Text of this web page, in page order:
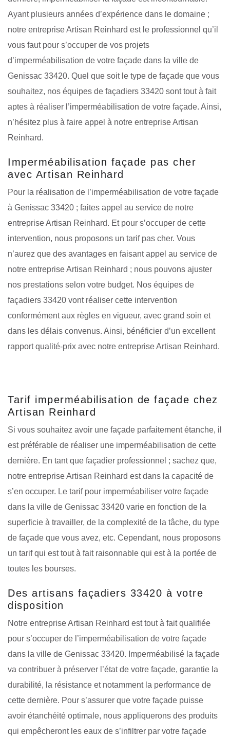
Ayant plusieurs années d’expérience dans le domaine ;
notre entreprise Artisan Reinhard est le professionnel qu’il
vous faut pour s’occuper de vos projets
d’imperméabilisation de votre façade dans la ville de
Genissac 33420. Quel que soit le type de façade que vous
souhaitez, nos équipes de façadiers 33420 sont tout à fait
aptes à réaliser l’imperméabilisation de votre façade. Ainsi,
n’hésitez plus à faire appel à notre entreprise Artisan
Reinhard.
Imperméabilisation façade pas cher
avec Artisan Reinhard
Pour la réalisation de l’imperméabilisation de votre façade
à Genissac 33420 ; faites appel au service de notre
entreprise Artisan Reinhard. Et pour s’occuper de cette
intervention, nous proposons un tarif pas cher. Vous
n’aurez que des avantages en faisant appel au service de
notre entreprise Artisan Reinhard ; nous pouvons ajuster
nos prestations selon votre budget. Nos équipes de
façadiers 33420 vont réaliser cette intervention
conformément aux règles en vigueur, avec grand soin et
dans les délais convenus. Ainsi, bénéficier d’un excellent
rapport qualité-prix avec notre entreprise Artisan Reinhard.
Tarif imperméabilisation de façade chez
Artisan Reinhard
Si vous souhaitez avoir une façade parfaitement étanche, il
est préférable de réaliser une imperméabilisation de cette
dernière. En tant que façadier professionnel ; sachez que,
notre entreprise Artisan Reinhard est dans la capacité de
s’en occuper. Le tarif pour imperméabiliser votre façade
dans la ville de Genissac 33420 varie en fonction de la
superficie à travailler, de la complexité de la tâche, du type
de façade que vous avez, etc. Cependant, nous proposons
un tarif qui est tout à fait raisonnable qui est à la portée de
toutes les bourses.
Des artisans façadiers 33420 à votre
disposition
Notre entreprise Artisan Reinhard est tout à fait qualifiée
pour s’occuper de l’imperméabilisation de votre façade
dans la ville de Genissac 33420. Imperméabilisé la façade
va contribuer à préserver l’état de votre façade, garantie la
durabilité, la résistance et notamment la performance de
cette dernière. Pour s’assurer que votre façade puisse
avoir étanchéité optimale, nous appliquerons des produits
qui empêcheront les eaux de s’infiltrer par votre façade